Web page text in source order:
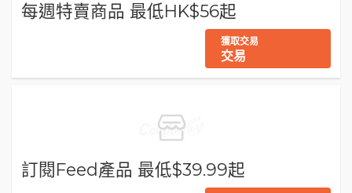
每週特賣商品 最低HK$56起
獲取交易
交易
訂閱Feed產品 最低$39.99起